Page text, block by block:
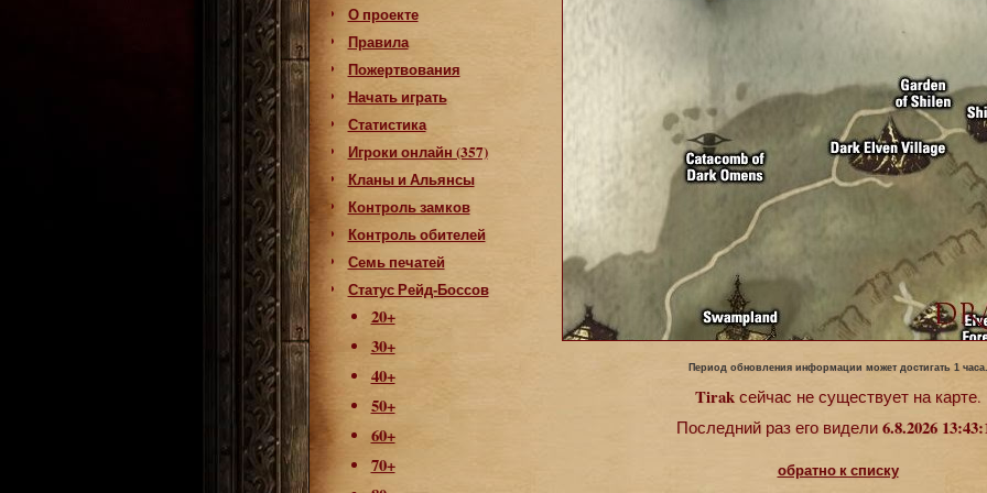
О проекте
Правила
Пожертвования
Начать играть
Статистика
Игроки онлайн (357)
Кланы и Альянсы
Контроль замков
Контроль обителей
Семь печатей
Статус Рейд-Боссов
20+
30+
40+
50+
60+
70+
Период обновления информации может достигать 1 часа.
Tirakсейчас не существует на карте.
Последний раз его видели 6.8.2026
обратно к списку